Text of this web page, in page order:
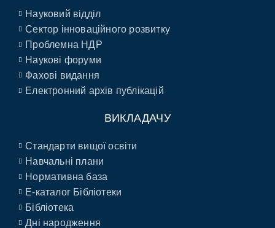
Науковий відділ
Сектор інноваційного розвитку
Проблемна НДР
Наукові форуми
Фахові видання
Електронний архів публікацій
ВИКЛАДАЧУ
Стандарти вищої освіти
Навчальні плани
Нормативна база
E-каталог Бібліотеки
Бібліотека
Дні народження